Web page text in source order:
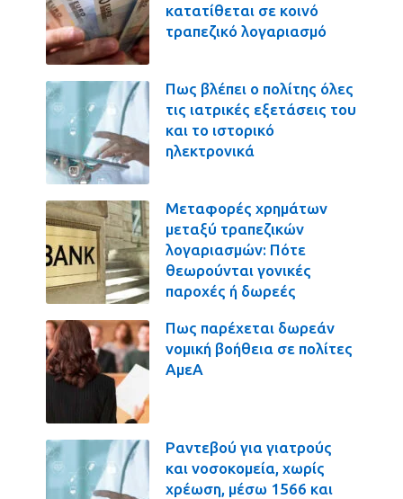
κατατίθεται σε κοινό
τραπεζικό λογαριασμό
Πως βλέπει ο πολίτης όλες
τις ιατρικές εξετάσεις του
και το ιστορικό
ηλεκτρονικά
Μεταφορές χρημάτων
μεταξύ τραπεζικών
λογαριασμών: Πότε
θεωρούνται γονικές
παροχές ή δωρεές
Πως παρέχεται δωρεάν
νομική βοήθεια σε πολίτες
ΑμεΑ
Ραντεβού για γιατρούς
και νοσοκομεία, χωρίς
χρέωση, μέσω 1566 και